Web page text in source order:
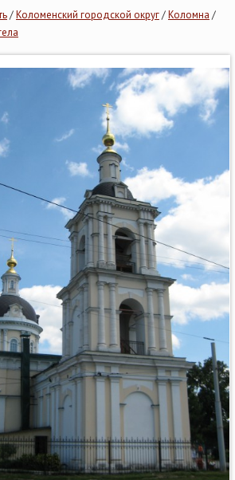
/Коломенский городской округ/Коломна /